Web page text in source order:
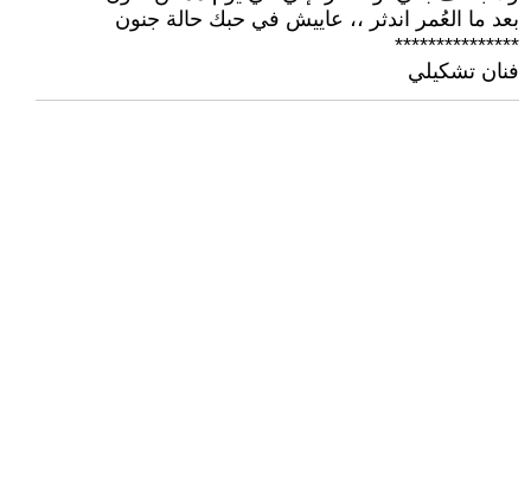
بعد ما العُمر اندثر ،، عاييش في حبك حالة جنون
***************
فنان تشكيلي